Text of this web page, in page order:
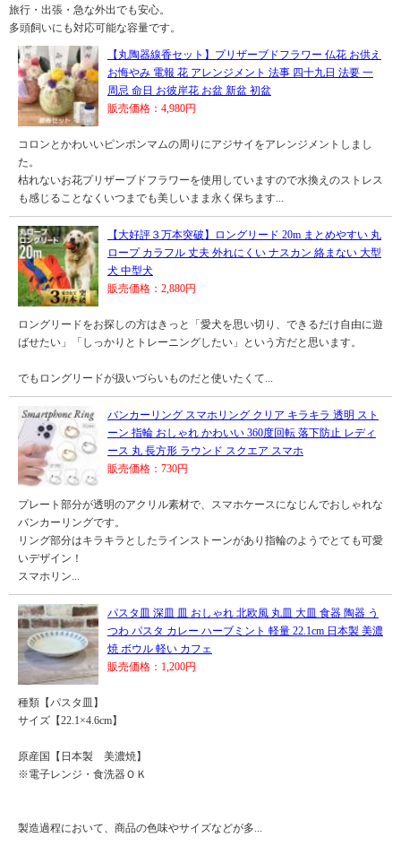
旅行・出張・急な外出でも安心。
多頭飼いにも対応可能な容量です。
【丸陶器線香セット】プリザーブドフラワー 仏花 お供え
お悔やみ 電報 花 アレンジメント 法事 四十九日 法要 一
周忌 命日 お彼岸花 お盆 新盆 初盆
販売価格：4,980円
コロンとかわいいピンポンマムの周りにアジサイをアレンジメントしまし
た。
枯れないお花プリザーブドフラワーを使用していますので水換えのストレス
も感じることなくいつまでも美しいまま永く保ちます...
【大好評３万本突破】ロングリード 20m まとめやすい 丸
ロープ カラフル 丈夫 外れにくい ナスカン 絡まない 大型
犬 中型犬
販売価格：2,880円
ロングリードをお探しの方はきっと「愛犬を思い切り、できるだけ自由に遊
ばせたい」「しっかりとトレーニングしたい」という方だと思います。
でもロングリードが扱いづらいものだと使いたくて...
バンカーリング スマホリング クリア キラキラ 透明 スト
ーン 指輪 おしゃれ かわいい 360度回転 落下防止 レディ
ース 丸 長方形 ラウンド スクエア スマホ
販売価格：730円
プレート部分が透明のアクリル素材で、スマホケースになじんでおしゃれな
バンカーリングです。
リング部分はキラキラとしたラインストーンがあり指輪のようでとても可愛
いデザイン！
スマホリン...
パスタ皿 深皿 皿 おしゃれ 北欧風 丸皿 大皿 食器 陶器 う
つわ パスタ カレー ハーブミント 軽量 22.1cm 日本製 美濃
焼 ボウル 軽い カフェ
販売価格：1,200円
種類【パスタ皿】
サイズ【22.1×4.6cm】
原産国【日本製 美濃焼】
※電子レンジ・食洗器ＯＫ
製造過程において、商品の色味やサイズなどが多...